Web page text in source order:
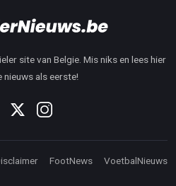
site van Belgie. Mis niks en lees hier
nieuws als eerste!
FootNews VoetbalNieuws